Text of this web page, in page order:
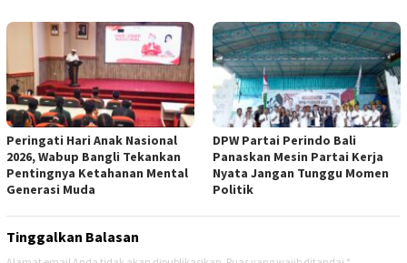
Peringati Hari Anak Nasional
2026, Wabup Bangli Tekankan
Pentingnya Ketahanan Mental
Generasi Muda
DPW Partai Perindo Bali
Panaskan Mesin Partai Kerja
Nyata Jangan Tunggu Momen
Politik
Tinggalkan Balasan